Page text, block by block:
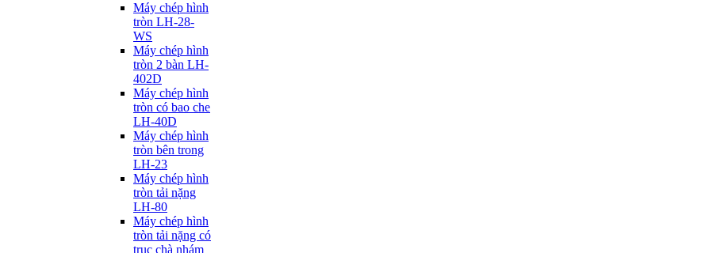
Máy chép hình
tròn LH-28-
WS
Máy chép hình
tròn 2 bàn LH-
402D
Máy chép hình
tròn có bao che
LH-40D
Máy chép hình
tròn bên trong
LH-23
Máy chép hình
tròn tải nặng
LH-80
Máy chép hình
tròn tải nặng có
trục chà nhám